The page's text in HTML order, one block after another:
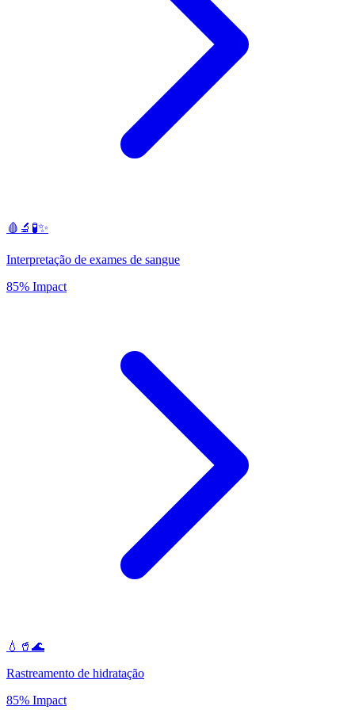
🩸🔬🧪✨
Interpretação de exames de sangue
85% Impact
💧🥤🌊
Rastreamento de hidratação
85% Impact